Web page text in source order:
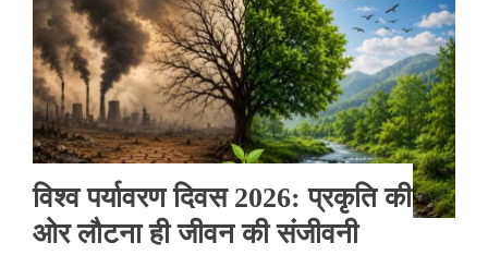
विश्व पर्यावरण दिवस 2026: प्रकृति की
ओर लौटना ही जीवन की संजीवनी